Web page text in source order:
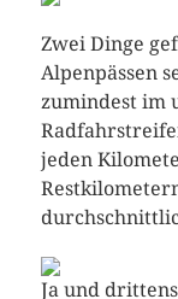
Zwei Dinge
Alpenpässen
zumindest im
jeden
Ja und